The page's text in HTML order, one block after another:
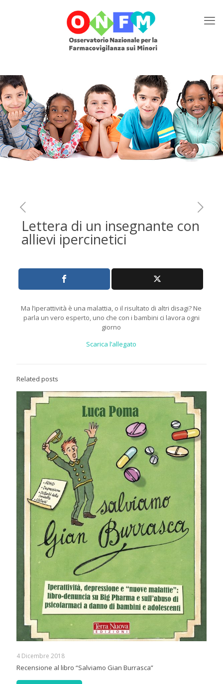
Lettera di un insegnante con
allievi ipercinetici
Ma l’iperattività è una malattia, o il risultato di altri disagi? Ne
parla un vero esperto, uno che con i bambini ci lavora ogni
giorno
Scarica l’allegato
Related posts
4 Dicembre 2018
Recensione al libro “Salviamo Gian Burrasca”